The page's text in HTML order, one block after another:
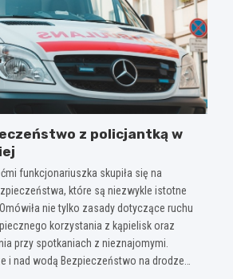
z policjantką w
funkcjonariuszka skupiła się na
które są niezwykle istotne
nie tylko zasady dotyczące ruchu
korzystania z kąpielisk oraz
przy spotkaniach z nieznajomymi.
i nad wodą Bezpieczeństwo na drodze…